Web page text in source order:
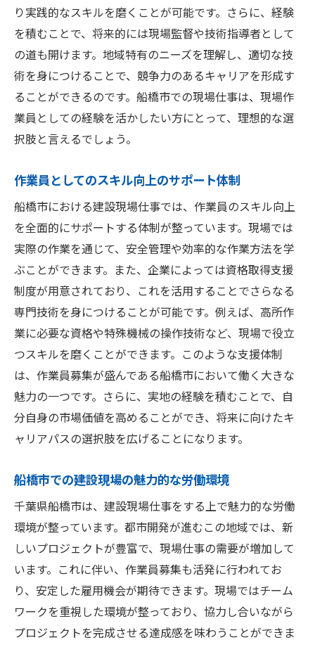
プロジェクトを完了したときの達成感
チームワークとコミュニケーションの重要
性
船橋市の住民からの感謝と評価
仕事を通じた自己成長の実感
地域密着型の働き方の魅力
のチャンス
キャリアパスの多様性と選択肢
作業員からのステップアップ事例
転職を考える際のアドバイス
自己啓発と学びの場としての現場
成長を支える企業のバックアップ体制
長期的なビジョンを持つキャリア設計
り実践的なスキルを磨くことが可能です。さらに、経験
を積むことで、将来的には現場監督や技術指導者として
の道も開けます。地域特有のニーズを理解し、適切な技
術を身につけることで、競争力のあるキャリアを形成す
ることができるのです。船橋市での現場仕事は、現場作
業員としての経験を活かしたい方にとって、理想的な選
択肢と言えるでしょう。
作業員としてのスキル向上のサポート体制
船橋市における建設現場仕事では、作業員のスキル向上
を全面的にサポートする体制が整っています。現場では
実際の作業を通じて、安全管理や効率的な作業方法を学
ぶことができます。また、企業によっては資格取得支援
制度が用意されており、これを活用することでさらなる
専門技術を身につけることが可能です。例えば、高所作
業に必要な資格や特殊機械の操作技術など、現場で役立
つスキルを磨くことができます。このような支援体制
は、作業員募集が盛んである船橋市において働く大きな
魅力の一つです。さらに、実地の経験を積むことで、自
分自身の市場価値を高めることができ、将来に向けたキ
ャリアパスの選択肢を広げることになります。
船橋市での建設現場の魅力的な労働環境
千葉県船橋市は、建設現場仕事をする上で魅力的な労働
環境が整っています。都市開発が進むこの地域では、新
しいプロジェクトが豊富で、現場仕事の需要が増加して
います。これに伴い、作業員募集も活発に行われてお
り、安定した雇用機会が期待できます。現場ではチーム
ワークを重視した環境が整っており、協力し合いながら
プロジェクトを完成させる達成感を味わうことができま